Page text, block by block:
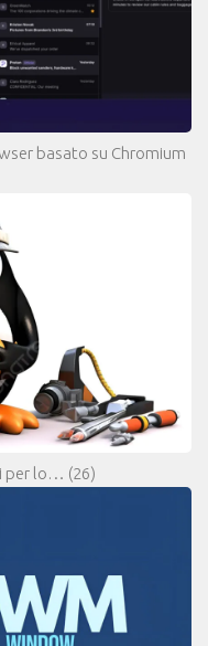
basato su Chromium
per lo… (26)